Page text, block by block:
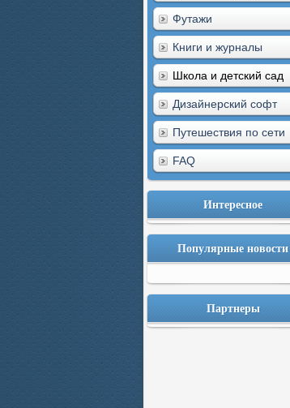
Футажи
Книги и журналы
Школа и детский сад
Дизайнерский софт
Путешествия по сети
FAQ
Интересное
Популярные новости
Партнеры